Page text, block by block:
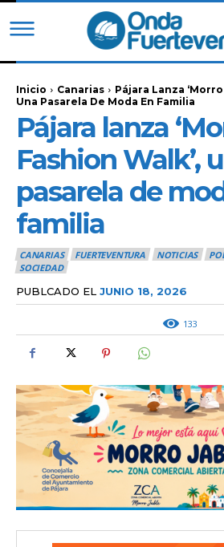
Inicio Canarias
Pájara Lanza
Una Pasarela De Moda En Familia
Pájara lanza
Fashion Walk’,
pasarela de
familia
CANARIAS FUERTEVENTURA NOTICIAS
SOCIEDAD
PUBLCADO EL JUNIO 18, 2026
133